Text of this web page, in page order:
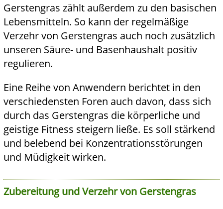
Gerstengras zählt außerdem zu den basischen
Lebensmitteln. So kann der regelmäßige
Verzehr von Gerstengras auch noch zusätzlich
unseren Säure- und Basenhaushalt positiv
regulieren.
Eine Reihe von Anwendern berichtet in den
verschiedensten Foren auch davon, dass sich
durch das Gerstengras die körperliche und
geistige Fitness steigern ließe. Es soll stärkend
und belebend bei Konzentrationsstörungen
und Müdigkeit wirken.
Zubereitung und Verzehr von Gerstengras